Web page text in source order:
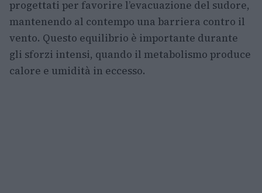
progettati per favorire l’evacuazione del sudore,
mantenendo al contempo una barriera contro il
vento. Questo equilibrio è importante durante
gli sforzi intensi, quando il metabolismo produce
calore e umidità in eccesso.